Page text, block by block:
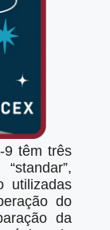
9 têm três
utilizadas
do
da